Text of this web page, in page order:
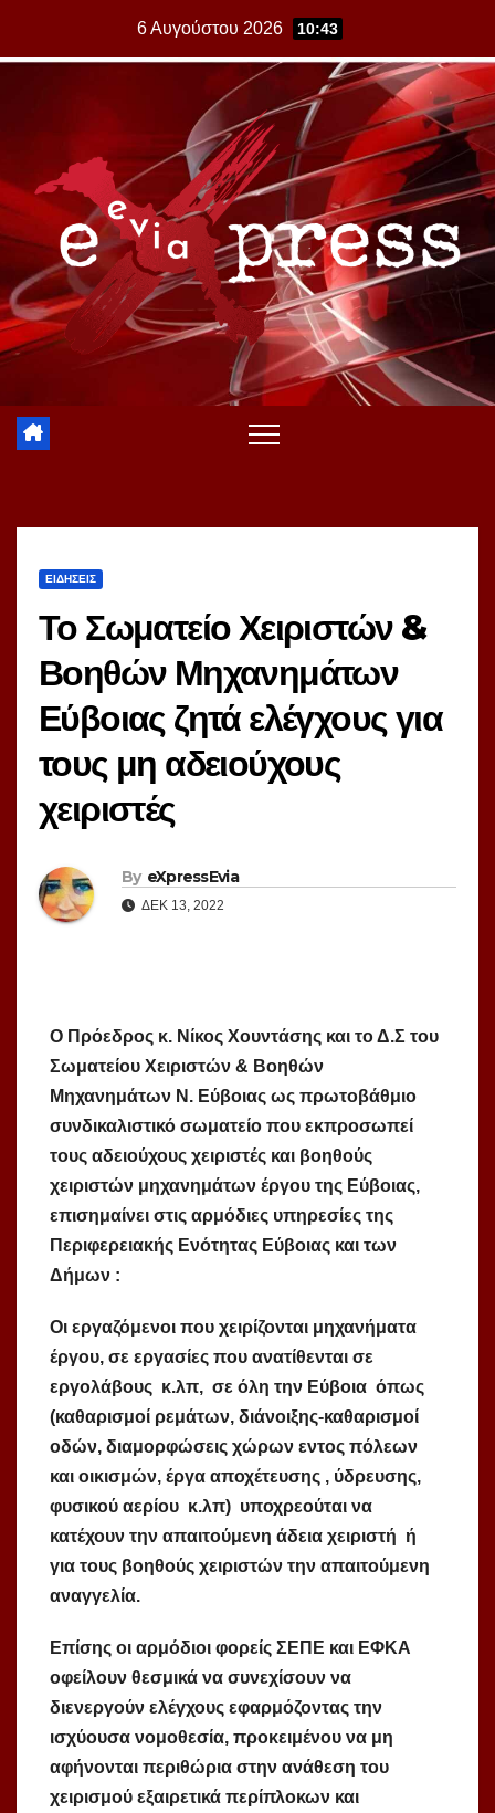
6 Αυγούστου 2026 10:43
ΕΙΔΗΣΕΙΣ
Το Σωματείο Χειριστών &
Βοηθών Μηχανημάτων
Εύβοιας ζητά ελέγχους για
τους μη αδειούχους
χειριστές
By eXpressEvia
ΔΕΚ 13, 2022
Ο Πρόεδρος κ. Νίκος Χουντάσης και το Δ.Σ του
Σωματείου Χειριστών & Βοηθών
Μηχανημάτων Ν. Εύβοιας ως πρωτοβάθμιο
συνδικαλιστικό σωματείο που εκπροσωπεί
τους αδειούχους χειριστές και βοηθούς
χειριστών μηχανημάτων έργου της Εύβοιας,
επισημαίνει στις αρμόδιες υπηρεσίες της
Περιφερειακής Ενότητας Εύβοιας και των
Δήμων :
Οι εργαζόμενοι που χειρίζονται μηχανήματα
έργου, σε εργασίες που ανατίθενται σε
εργολάβους κ.λπ, σε όλη την Εύβοια όπως
(καθαρισμοί ρεμάτων, διάνοιξης-καθαρισμοί
οδών, διαμορφώσεις χώρων εντος πόλεων
και οικισμών, έργα αποχέτευσης , ύδρευσης,
φυσικού αερίου κ.λπ) υποχρεούται να
κατέχουν την απαιτούμενη άδεια χειριστή ή
για τους βοηθούς χειριστών την απαιτούμενη
αναγγελία.
Επίσης οι αρμόδιοι φορείς ΣΕΠΕ και ΕΦΚΑ
οφείλουν θεσμικά να συνεχίσουν να
διενεργούν ελέγχους εφαρμόζοντας την
ισχύουσα νομοθεσία, προκειμένου να μη
αφήνονται περιθώρια στην ανάθεση του
χειρισμού εξαιρετικά περίπλοκων και